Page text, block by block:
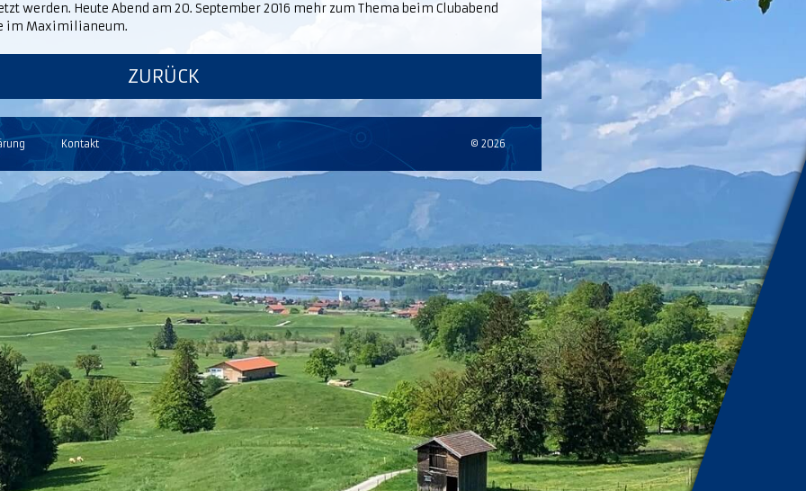
werden. Heute Abend am 20. September 2016 mehr zum Thema beim Clubabend
im Maximilianeum.
ZURÜCK
Kontakt © 2026